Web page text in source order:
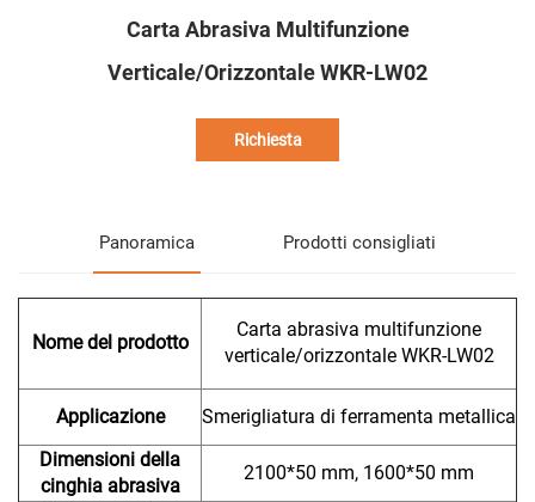
Carta Abrasiva Multifunzione
Verticale/orizzontale WKR-LW02
Richiesta
Panoramica Prodotti consigliati
Nome del prodotto
Carta abrasiva multifunzione
verticale/orizzontale WKR-LW02
Applicazione
Smerigliatura di ferramenta metallica
Dimensioni della
cinghia abrasiva
2100*50 mm, 1600*50 mm